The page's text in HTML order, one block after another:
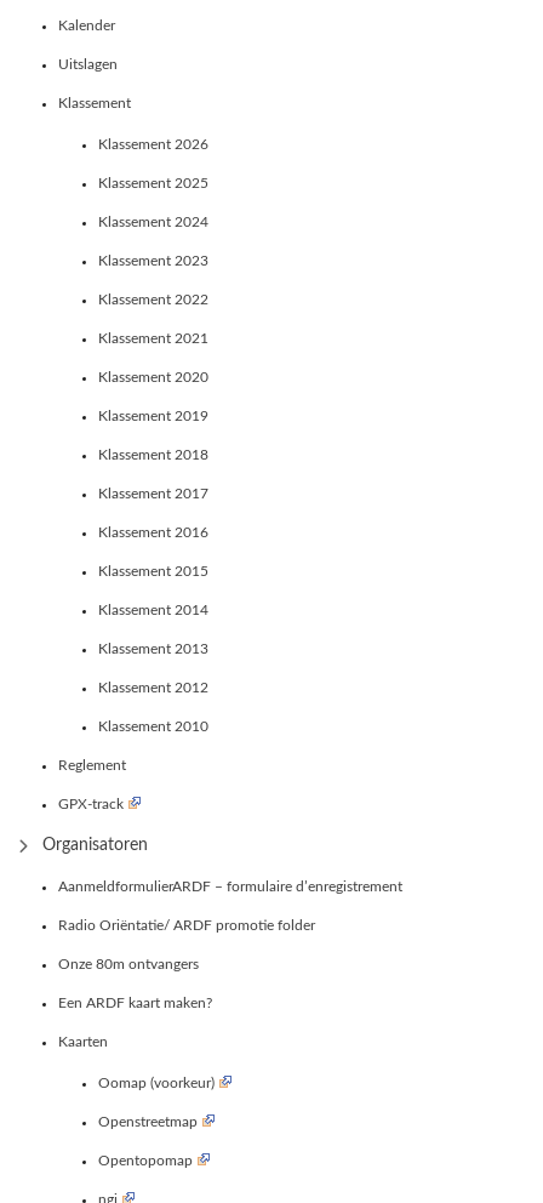
Kalender
Uitslagen
Klassement
Klassement 2026
Klassement 2025
Klassement 2024
Klassement 2023
Klassement 2022
Klassement 2021
Klassement 2020
Klassement 2019
Klassement 2018
Klassement 2017
Klassement 2016
Klassement 2015
Klassement 2014
Klassement 2013
Klassement 2012
Klassement 2010
Reglement
GPX-track
Organisatoren
AanmeldformulierARDF – formulaire d’enregistrement
Radio Oriëntatie/ ARDF promotie folder
Onze 80m ontvangers
Een ARDF kaart maken?
Kaarten
Oomap (voorkeur)
Openstreetmap
Opentopomap
ngi